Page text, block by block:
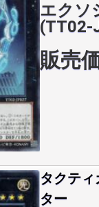
エクソ
(TT02-
販売
タクテ
ター